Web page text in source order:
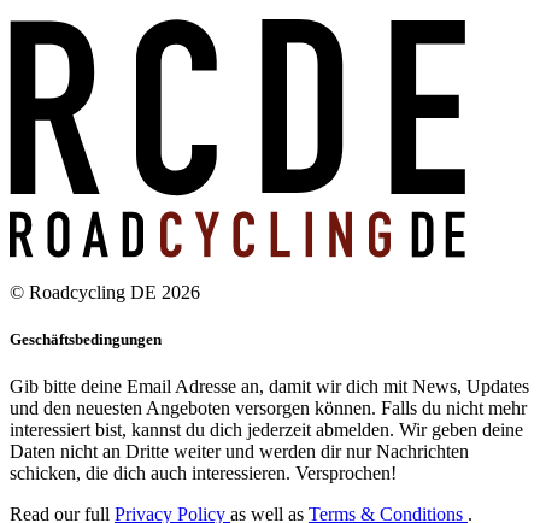
© Roadcycling DE 2026
Geschäftsbedingungen
Gib bitte deine Email Adresse an, damit wir dich mit News, Updates
und den neuesten Angeboten versorgen können. Falls du nicht mehr
interessiert bist, kannst du dich jederzeit abmelden. Wir geben deine
Daten nicht an Dritte weiter und werden dir nur Nachrichten
schicken, die dich auch interessieren. Versprochen!
Read our full Privacy Policy as well as Terms & Conditions .